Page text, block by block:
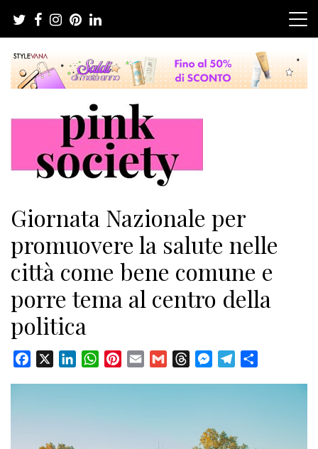
contenuto
Pink Society
Giornata Nazionale per
promuovere la salute nelle
città come bene comune e
porre tema al centro della
politica
Facebook LinkedInWhatsAppPinterest
Email Gmail ThreadsMessenger
Telegram